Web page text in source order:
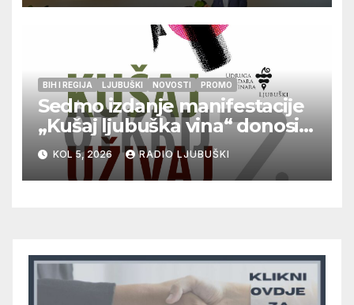
BIH I REGIJA LJUBUŠKI NOVOSTI PROMO
Sedmo izdanje manifestacije
„Kušaj ljubuška vina“ donosi
vrhunska vina, gastronomiju i
glazbu
KOL 5, 2026 RADIO LJUBUŠKI